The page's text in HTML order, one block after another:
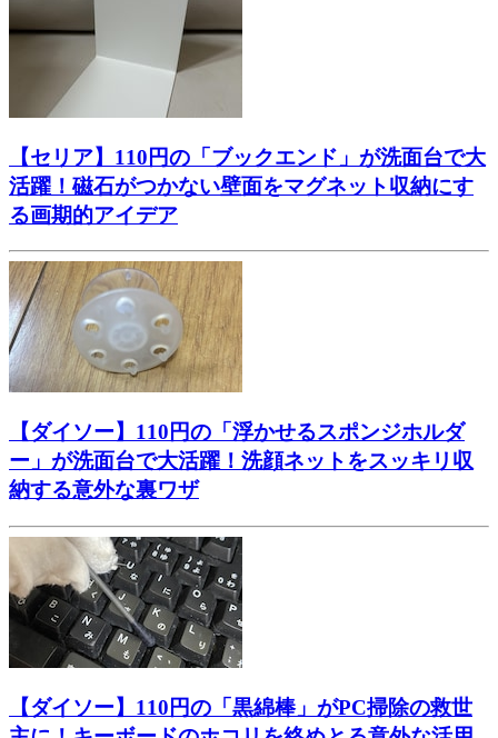
【セリア】110円の「ブックエンド」が洗面台で大
活躍！磁石がつかない壁面をマグネット収納にす
る画期的アイデア
【ダイソー】110円の「浮かせるスポンジホルダ
ー」が洗面台で大活躍！洗顔ネットをスッキリ収
納する意外な裏ワザ
【ダイソー】110円の「黒綿棒」がPC掃除の救世